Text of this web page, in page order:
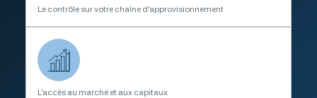
Le contrôle sur votre chaîne d’approvisionnement
L’accès au marché et aux capitaux